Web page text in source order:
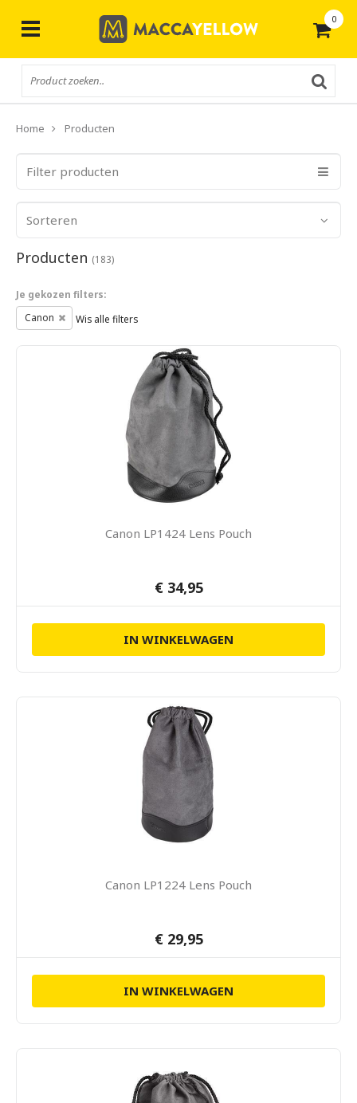
0
Home Producten
Filter producten
Sorteren
Producten (183)
Je gekozen filters:
Canon Wis alle filters
Canon LP1424 Lens Pouch
€ 34,95
IN WINKELWAGEN
Canon LP1224 Lens Pouch
€ 29,95
IN WINKELWAGEN